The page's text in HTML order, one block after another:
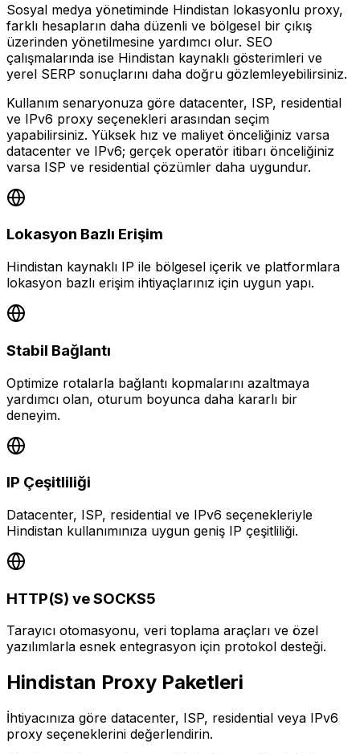
Sosyal medya yönetiminde Hindistan lokasyonlu proxy,
farklı hesapların daha düzenli ve bölgesel bir çıkış
üzerinden yönetilmesine yardımcı olur. SEO
çalışmalarında ise Hindistan kaynaklı gösterimleri ve
yerel SERP sonuçlarını daha doğru gözlemleyebilirsiniz.
Kullanım senaryonuza göre datacenter, ISP, residential
ve IPv6 proxy seçenekleri arasından seçim
yapabilirsiniz. Yüksek hız ve maliyet önceliğiniz varsa
datacenter ve IPv6; gerçek operatör itibarı önceliğiniz
varsa ISP ve residential çözümler daha uygundur.
Lokasyon Bazlı Erişim
Hindistan kaynaklı IP ile bölgesel içerik ve platformlara
lokasyon bazlı erişim ihtiyaçlarınız için uygun yapı.
Stabil Bağlantı
Optimize rotalarla bağlantı kopmalarını azaltmaya
yardımcı olan, oturum boyunca daha kararlı bir
deneyim.
IP Çeşitliliği
Datacenter, ISP, residential ve IPv6 seçenekleriyle
Hindistan kullanımınıza uygun geniş IP çeşitliliği.
HTTP(S) ve SOCKS5
Tarayıcı otomasyonu, veri toplama araçları ve özel
yazılımlarla esnek entegrasyon için protokol desteği.
Hindistan Proxy Paketleri
İhtiyacınıza göre datacenter, ISP, residential veya IPv6
proxy seçeneklerini değerlendirin.